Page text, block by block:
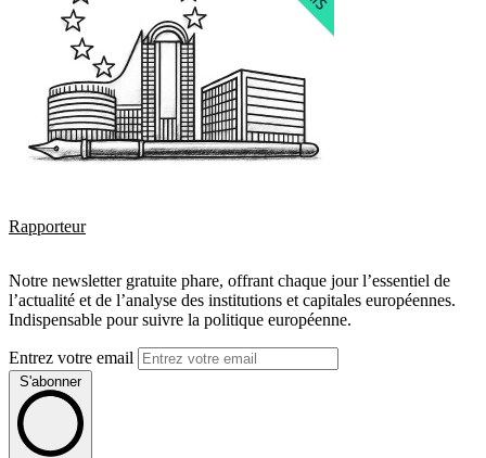
Rapporteur
Notre newsletter gratuite phare, offrant chaque jour l’essentiel de
l’actualité et de l’analyse des institutions et capitales européennes.
Indispensable pour suivre la politique européenne.
Entrez votre email
S'abonner